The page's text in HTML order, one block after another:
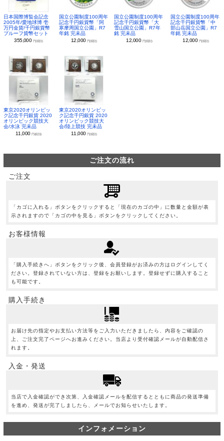
日本国際博覧会記念
2005年/愛地球博 壱
万円金貨/千円銀貨幣
プルーフ貨幣セット
355,000 円(税別)
国立公園制度100周年
記念千円銀貨幣「阿
寒摩周国立公園」R7
年銘 完未品
12,000 円(税別)
国立公園制度100周年
記念千円銀貨幣「大
雪山国立公園」R7年
銘 完未品
12,000 円(税別)
国立公園制度100周年
記念千円銀貨幣「中
部山岳国立公園」R7
年銘 完未品
12,000 円(税別)
東京2020オリンピッ
ク記念千円銀貨 2020
オリンピック競技大
会/水泳 完未品
11,000円(税別)
東京2020オリンピッ
ク記念千円銀貨 2020
オリンピック競技大
会/陸上競技 完未品
11,000 円(税別)
ご注文の流れ
ご注文
「カゴに入れる」ボタンをクリックすると「現在のカゴの中」に数量と金額が表
示されますので「カゴの中を見る」ボタンをクリックしてください。
お客様情報
「購入手続きへ」ボタンをクリック後、会員登録がお済みの方はログインしてく
ださい。登録されていない方は、登録をお願いします。登録せずに購入すること
も可能です。
購入手続き
お届け先の指定やお支払い方法等をご入力いただきましたら、内容をご確認の
上、ご注文完了ページへお進みください。当店より受付確認メールが自動配信さ
れます。
入金・発送
当店で入金確認ができ次第、入金確認メールを配信するとともに商品の発送準備
を進め、発送が完了しましたら、メールでお知らせいたします。
インフォメーション